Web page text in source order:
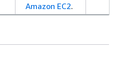
Amazon EC2.